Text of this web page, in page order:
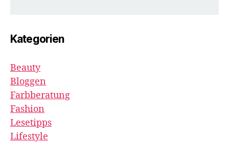
Kategorien
Beauty
Bloggen
Farbberatung
Fashion
Lesetipps
Lifestyle